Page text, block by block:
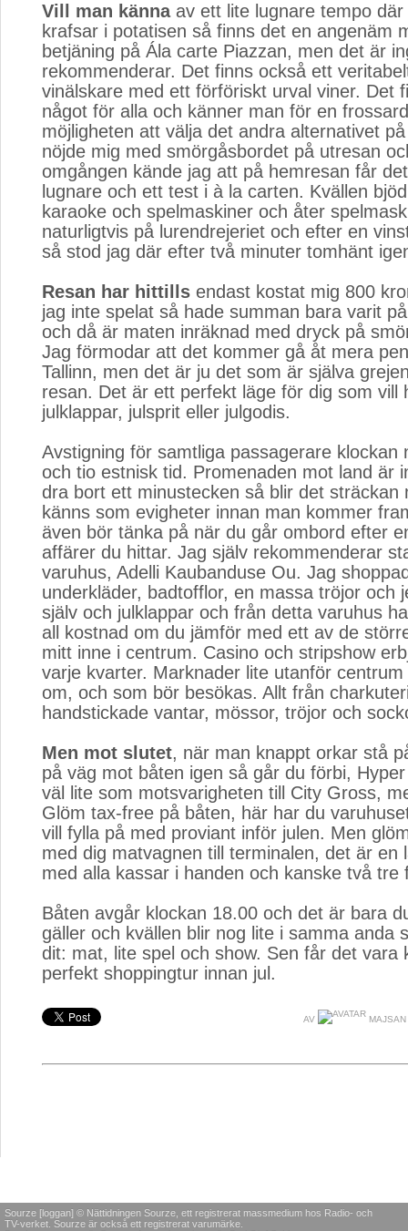
Vill man kännaav ett lite lugnare tempo där
krafsar i potatisen så finns det en angenäm
betjäning på Ála carte Piazzan, men det är
rekommenderar. Det finns också ett
vinälskare med ett förföriskt urval viner. Det
något för alla och känner man för en
möjligheten att välja det andra alternativet
nöjde mig med smörgåsbordet på utresan
omgången kände jag att på hemresan får
lugnare och ett test i à la carten. Kvällen
karaoke och spelmaskiner och åter
naturligtvis på lurendrejeriet och efter en
så stod jag där efter två minuter tomhänt
Resan har hittills endast kostat mig 800
jag inte spelat så hade summan bara varit
och då är maten inräknad med dryck på
Jag förmodar att det kommer gå åt mera
Tallinn, men det är ju det som är själva
resan. Det är ett perfekt läge för dig som vill
julklappar, julsprit eller julgodis.
Avstigning för samtliga passagerare klockan
och tio estnisk tid. Promenaden mot land är
dra bort ett minustecken så blir det sträckan
känns som evigheter innan man kommer
även bör tänka på när du går ombord efter
affärer du hittar. Jag själv rekommenderar
varuhus, Adelli Kaubanduse Ou. Jag
underkläder, badtofflor, en massa tröjor och
själv och julklappar och från detta varuhus
all kostnad om du jämför med ett av de
mitt inne i centrum. Casino och stripshow
varje kvarter. Marknader lite utanför
om, och som bör besökas. Allt från
handstickade vantar, mössor, tröjor och
Men mot slutet, när man knappt orkar stå
på väg mot båten igen så går du förbi,
väl lite som motsvarigheten till City Gross,
Glöm tax-free på båten, här har du
vill fylla på med proviant inför julen. Men
med dig matvagnen till terminalen, det är en
med alla kassar i handen och kanske två tre
Båten avgår klockan 18.00 och det är bara
gäller och kvällen blir nog lite i samma anda
dit: mat, lite spel och show. Sen får det vara
perfekt shoppingtur innan jul.
AV
Sourze [loggan] © Nättidningen Sourze, ett registrerat massmedium hos Radio- och
TV-verket. Sourze är också ett registrerat varumärke.